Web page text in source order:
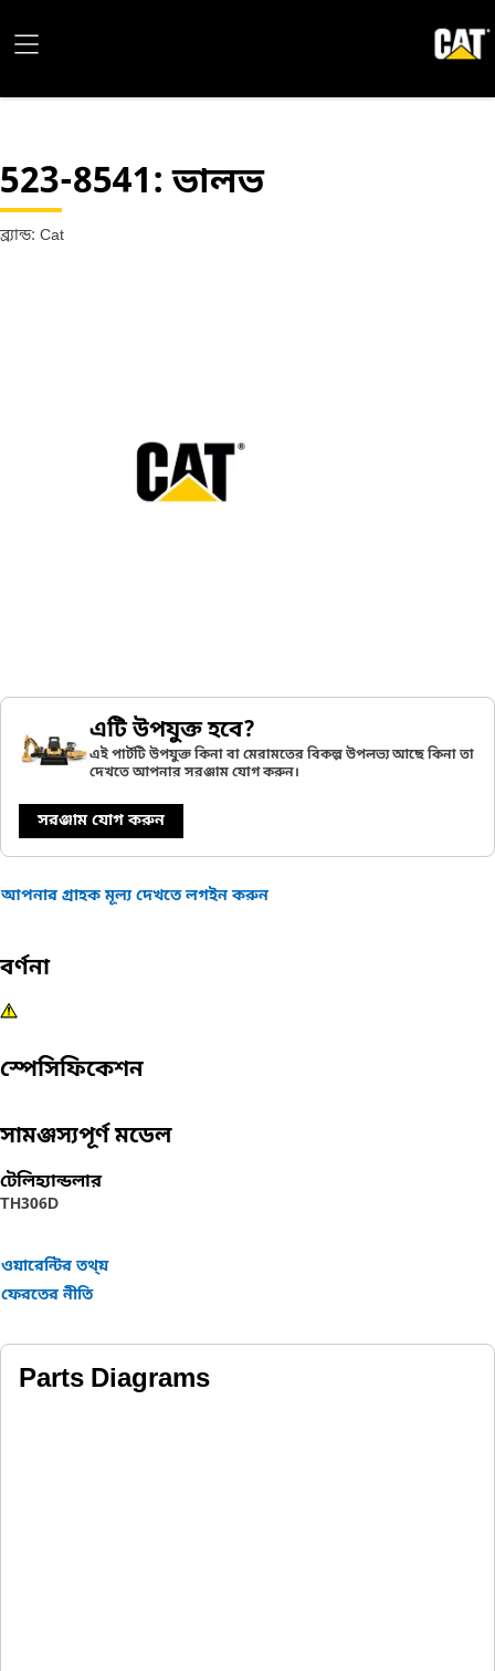
523-8541: ভালভ
ব্র্যান্ড: Cat
এটি উপযুক্ত হবে?
এই পার্টটি উপযুক্ত কিনা বা মেরামতের বিকল্প উপলভ্য আছে কিনা তা
দেখতে আপনার সরঞ্জাম যোগ করুন।
সরঞ্জাম যোগ করুন
আপনার গ্রাহক মূল্য দেখতে লগইন করুন
বর্ণনা
স্পেসিফিকেশন
সামঞ্জস্যপূর্ণ মডেল
টেলিহ্যান্ডলার
TH306D
ওয়ারেন্টির তথ্য়
ফেরতের নীতি
Parts Diagrams